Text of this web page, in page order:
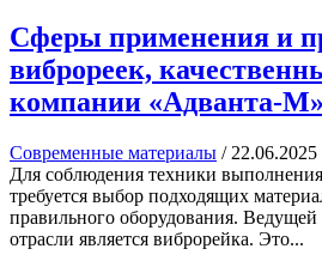
Сферы применения и
виброреек,
компании «Адванта-М»
Современные материалы / 22.06.2025
Для соблюдения техники
требуется выбор подходящих
правильного оборудования. Ведущей
отрасли является виброрейка. Это...